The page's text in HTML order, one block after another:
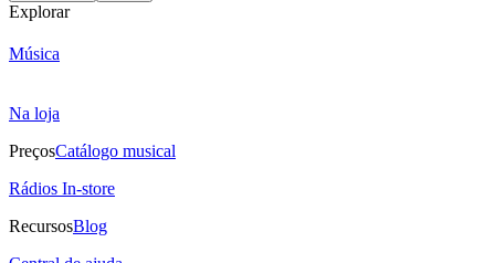
Explorar
Música
Na loja
PreçosCatálogo musical
Rádios In-store
RecursosBlog